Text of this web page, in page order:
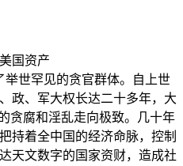
举世罕见的贪官群体。自上世
政、军大权长达二十多年，大
贪腐和淫乱走向极致。几十年
持着全中国的经济命脉，控制
天文数字的国家资财，造成社